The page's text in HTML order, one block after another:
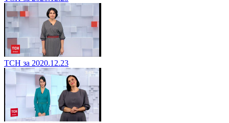
ТСН за 2020.12.23